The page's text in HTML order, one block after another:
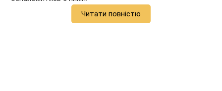
Читати повністю